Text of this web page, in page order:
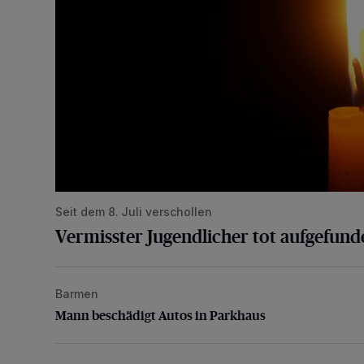
Seit dem 8. Juli verschollen
Vermisster Jugendlicher tot
Mann beschädigt Autos in Parkhaus
Barmen
Mann beschädigt Autos in Parkhaus